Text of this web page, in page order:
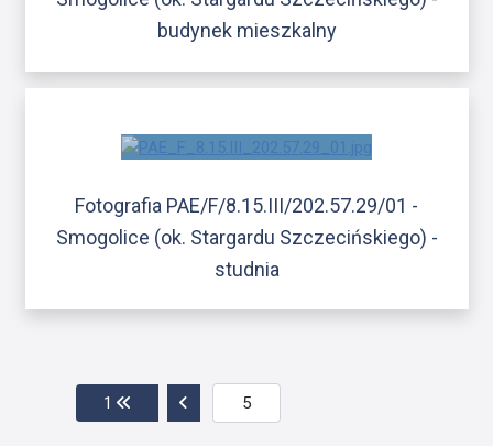
budynek mieszkalny
Fotografia PAE/F/8.15.III/202.57.29/01 -
Smogolice (ok. Stargardu Szczecińskiego) -
studnia
1 Przejdź do pierwszej strony
Przejdź do poprzedniej strony